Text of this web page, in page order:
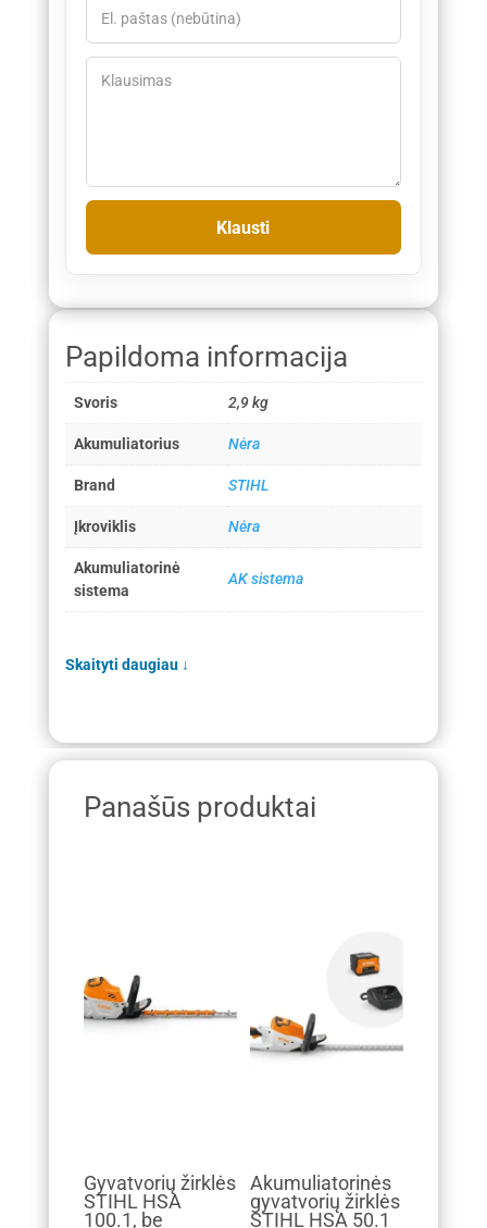
Papildoma informacija
Svoris 2,9 kg
Akumuliatorius Nėra
Brand STIHL
Įkroviklis Nėra
Akumuliatorinė
sistema
AK sistema
Skaityti daugiau ↓
Panašūs produktai
Gyvatvorių žirklės
STIHL HSA
100.1, be
Akumuliatorinės
gyvatvorių žirklės
STIHL HSA 50.1